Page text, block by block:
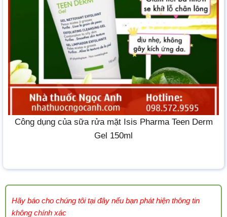
Công dụng của sữa rửa mặt Isis Pharma Teen Derm
Gel 150ml
Hãy báo cho chúng tôi tại đây nếu bạn phát hiện thông tin
không chính xác